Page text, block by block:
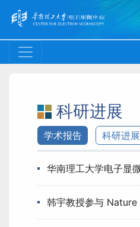
科研进展
学术报告 科研进展